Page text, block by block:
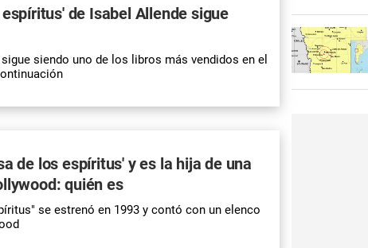
de Isabel Allende sigue
siendo uno de los libros más vendidos en el
de los espíritus' y es la hija de una
quién es
se estrenó en 1993 y contó con un elenco